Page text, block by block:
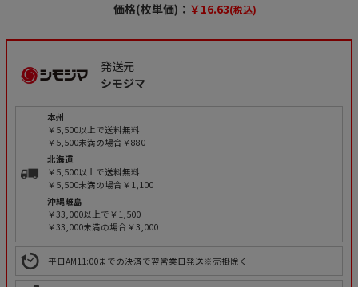
価格(枚単価)： ￥16.63(税込)
発送元
シモジマ
本州
￥5,500以上で送料無料
￥5,500未満の場合￥880
北海道
￥5,500以上で送料無料
￥5,500未満の場合￥1,100
沖縄離島
￥33,000以上で￥1,500
￥33,000未満の場合￥3,000
平日AM11:00までの決済で翌営業日発送※売掛除く